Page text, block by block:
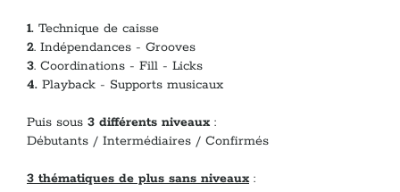
1. Technique de caisse
2. Indépendances - Grooves
3. Coordinations - Fill - Licks
4. Playback - Supports musicaux
Puis sous 3 différents niveaux:
Débutants / Intermédiaires / Confirmés
3 thématiques de plus sans niveaux: